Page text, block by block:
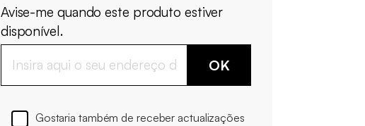
Avise-me quando este produto estiver
disponível.
OK
Gostaria também de receber actualizações